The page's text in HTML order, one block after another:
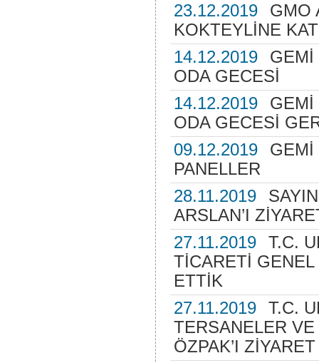
23.12.2019
GMO
KOKTEYLİNE
14.12.2019
GEMİ
ODA GECESİ
14.12.2019
GEMİ
ODA GECESİ
09.12.2019
GEMİ
PANELLER
28.11.2019
ARSLAN’I
27.11.2019
T.C.
TİCARETİ GENEL
ETTİK
27.11.2019
T.C.
TERSANELER
ÖZPAK’I